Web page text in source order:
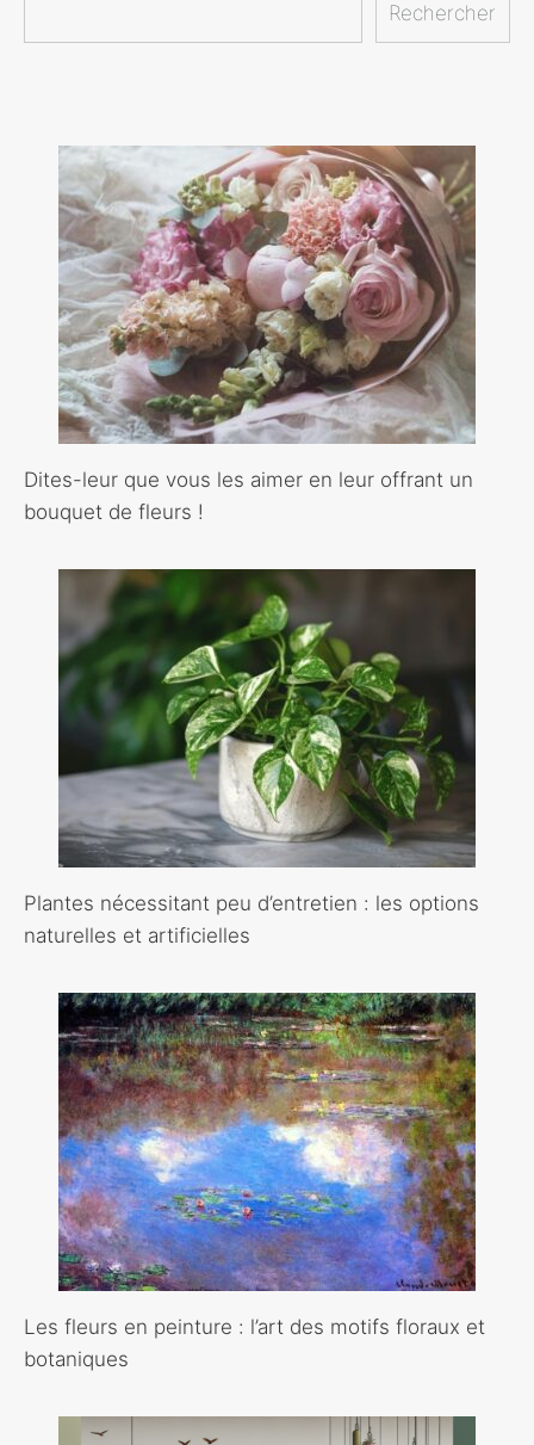
Rechercher
Dites-leur que vous les aimer en leur offrant un
bouquet de fleurs !
Plantes nécessitant peu d’entretien : les options
naturelles et artificielles
Les fleurs en peinture : l’art des motifs floraux et
botaniques